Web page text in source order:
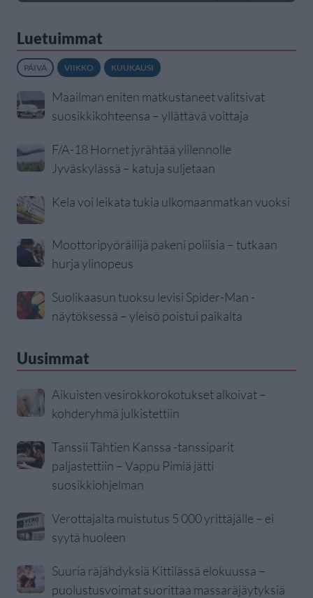
Luetuimmat
PÄIVÄ VIIKKO KUUKAUSI
Maailman eniten matkustaneet valitsivat
suosikkikohteensa – yllättävä voittaja
F/A-18 Hornet jyrähtää ylilennolle
Jyväskylässä – katuja suljetaan
Kela voi leikata tukia ulkomaanmatkan vuoksi
Moottoripyöräilijä pakeni poliisia – tutkaan
hurja ylinopeus
Suolikaasun tuoksu levisi Spider-Man -
näytöksessä – yleisö poistui paikalta
Uusimmat
Aikuisten vesirokkorokotukset alkoivat –
kohderyhmä julkistettiin
Tanssii Tähtien Kanssa -tanssiparit
paljastettiin – Vappu Pimiä jätti
suosikkiohjelman
Verottajalta muistutus 5 000 yrittäjälle – ei
syytä huoleen
Suuria räjähdyksiä Kittilässä elokuussa –
puolustusvoimat suorittaa massaräjäytyksiä